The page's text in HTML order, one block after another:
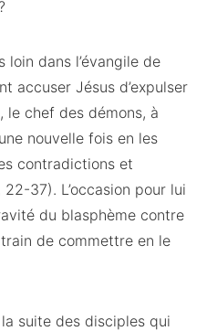
loin dans l’évangile de
accuser Jésus d’expulser
le chef des démons, à
nouvelle fois en les
contradictions et
37). L’occasion pour lui
du blasphème contre
train de commettre en le
suite des disciples qui